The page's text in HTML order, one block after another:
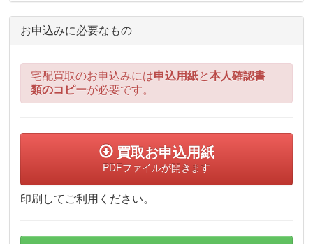
お申込みに必要なもの
宅配買取のお申込みには申込用紙と本人確認書
類のコピーが必要です。
買取お申込用紙
PDFファイルが開きます
印刷してご利用ください。